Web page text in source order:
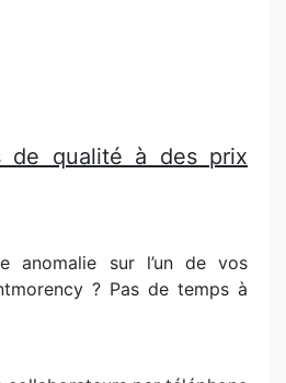
de qualité à des prix
anomalie sur l’un de vos
? Pas de temps à